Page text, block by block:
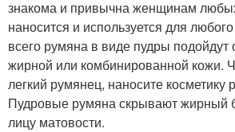
знакома и привычна женщинам
наносится и используется для
всего румяна в виде пудры подойдут
жирной или комбинированной кожи.
легкий румянец, наносите
Пудровые румяна скрывают жирный
лицу матовости.